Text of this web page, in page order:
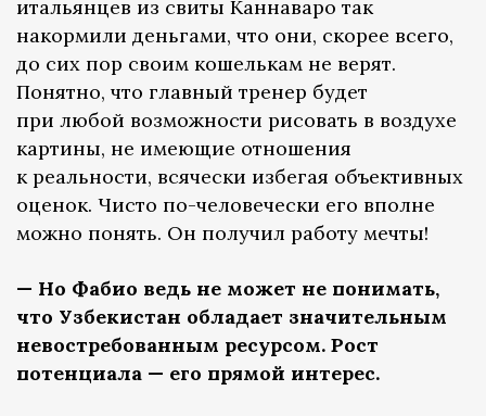
итальянцев из свиты Каннаваро так
накормили деньгами, что они, скорее всего,
до сих пор своим кошелькам не верят.
Понятно, что главный тренер будет
при любой возможности рисовать в воздухе
картины, не имеющие отношения
к реальности, всячески избегая объективных
оценок. Чисто по-человечески его вполне
можно понять. Он получил работу мечты!
— Но Фабио ведь не может не понимать,
что Узбекистан обладает значительным
невостребованным ресурсом. Рост
потенциала — его прямой интерес.